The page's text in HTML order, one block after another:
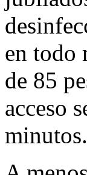
en todo
de 85
acceso
minutos.